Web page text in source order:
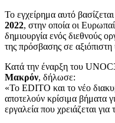
Το εγχείρημα αυτό
2022, στην οποία οι
δημιουργία ενός διεθνούς
της πρόσβασης σε
Κατά την έναρξη του
Μακρόν, δήλωσε:
«Το EDITO και το νέο
αποτελούν κρίσιμα βήματα
εργαλεία που χρειάζεται